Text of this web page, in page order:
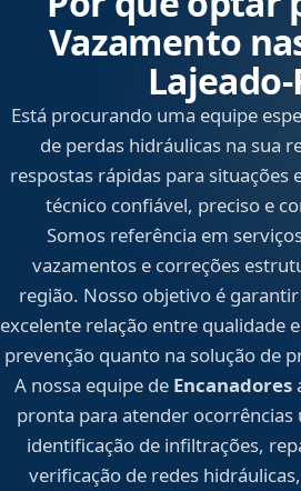
Vazamento
Está procurando uma equipe
de perdas hidráulicas na sua
respostas rápidas para situações
técnico confiável, preciso e
Somos referência em
vazamentos e correções
região. Nosso objetivo é
excelente relação entre qualidade
prevenção quanto na solução de
A nossa equipe de Encanadores
pronta para atender ocorrências
identificação de infiltrações,
verificação de redes